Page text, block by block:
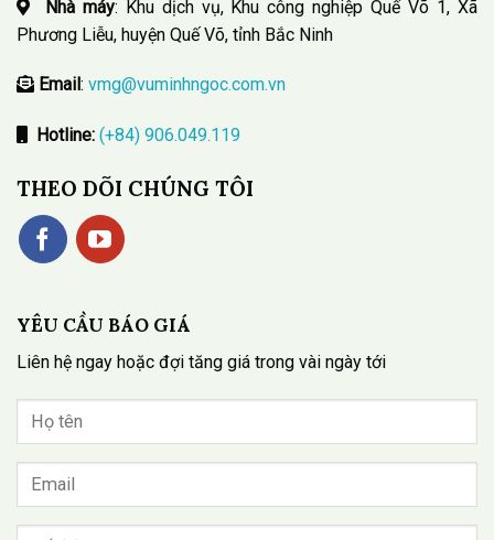
Nhà máy: Khu dịch vụ, Khu công nghiệp Quế Võ 1, Xã
Phương Liễu, huyện Quế Võ, tỉnh Bắc Ninh
Email : vmg@vuminhngoc.com.vn
Hotline: (+84) 906.049.119
THEO DÕI CHÚNG TÔI
YÊU CẦU BÁO GIÁ
Liên hệ ngay hoặc đợi tăng giá trong vài ngày tới